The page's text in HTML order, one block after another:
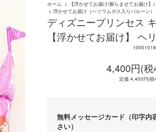
ホーム >
【浮かせてお届け/膨らませてお届け】
> 浮かせてお届け（ヘリウムガス入りバルーン）
ディズニープリンセス
【浮かせてお届け】 ヘ
10001018
4,400円(税
定価 4,400円(税
無料メッセージカード（印字内
さい）